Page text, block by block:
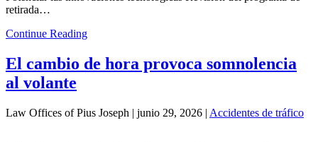
retirada…
Continue Reading
El cambio de hora provoca somnolencia
al volante
Law Offices of Pius Joseph | junio 29, 2026 | Accidentes de tráfico